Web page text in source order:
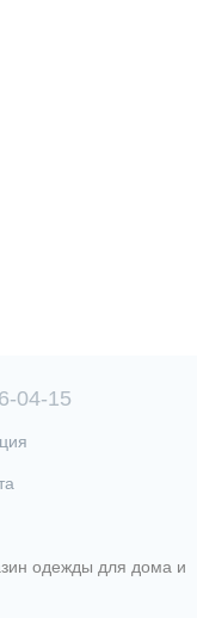
04-15
одежды для дома и